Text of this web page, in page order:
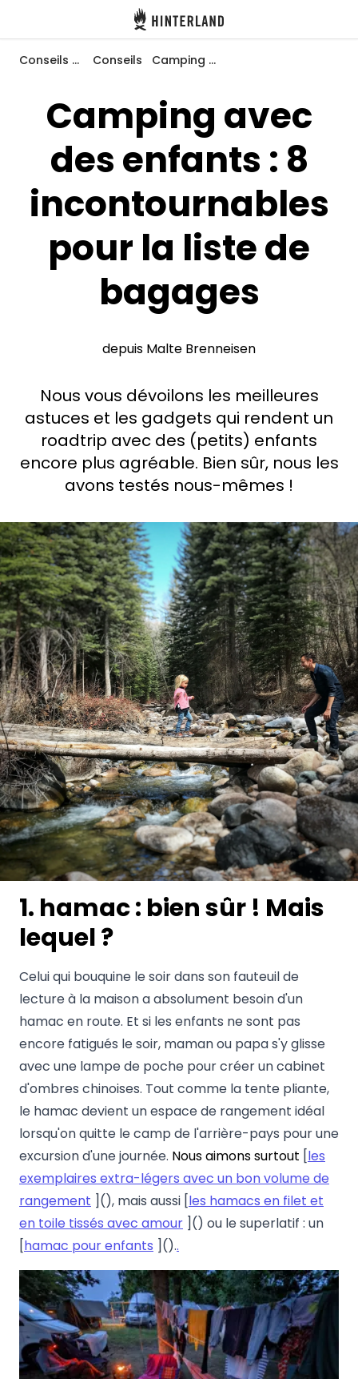
Hinterland
Se connecter
Devenir hôte·sse
Emplacements
Demande à Howdy
Inspiration photo
Conseils et inspirations
Récits d'aventures
Bons cadeaux
À propos de nous
Shop
Contact
Select language
Conseils et inspirations Conseils Camping avec des enfants : 8 incontournables pour la liste de bagages
Camping avec
des enfants : 8
incontournables
pour la liste de
bagages
depuis Malte Brenneisen
Nous vous dévoilons les meilleures
astuces et les gadgets qui rendent un
roadtrip avec des (petits) enfants
encore plus agréable. Bien sûr, nous les
avons testés nous-mêmes !
1. hamac : bien sûr ! Mais
lequel ?
Celui qui bouquine le soir dans son fauteuil de
lecture à la maison a absolument besoin d'un
hamac en route. Et si les enfants ne sont pas
encore fatigués le soir, maman ou papa s'y glisse
avec une lampe de poche pour créer un cabinet
d'ombres chinoises. Tout comme la tente pliante,
le hamac devient un espace de rangement idéal
lorsqu'on quitte le camp de l'arrière-pays pour une
excursion d'une journée. Nous aimons surtout [les
exemplaires extra-légers avec un bon volume de
rangement ](), mais aussi [les hamacs en filet et
en toile tissés avec amour ]() ou le superlatif : un
[hamac pour enfants ]()..